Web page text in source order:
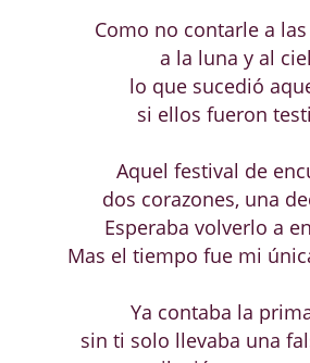
Como no contarle a
a la luna y al
lo que sucedió
si ellos fueron
Aquel festival de
dos corazones, una
Esperaba volverlo a
Mas el tiempo fue mi
Ya contaba la
sin ti solo llevaba una